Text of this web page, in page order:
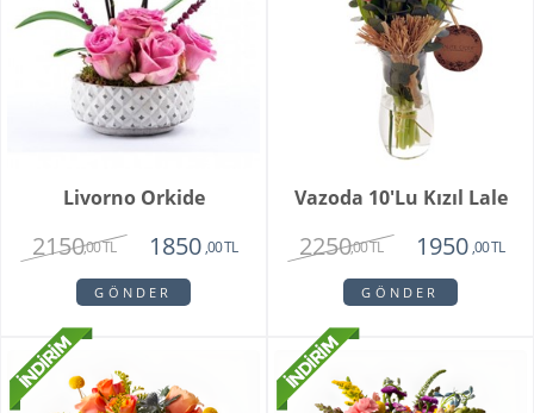
Livorno Orkide
2150,00 TL 1850 ,00 TL
GÖNDER
Vazoda 10'lu Kızıl Lale
2250,00 TL 1950 ,00 TL
GÖNDER